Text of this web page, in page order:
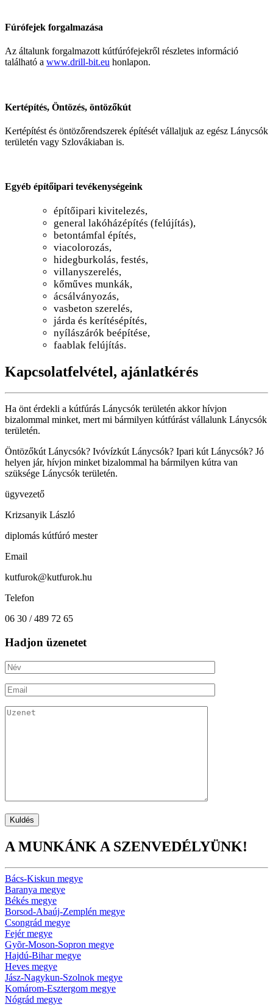
Fúrófejek forgalmazása
Az általunk forgalmazott kútfúrófejekről részletes információ
található a www.drill-bit.eu honlapon.
Kertépítés, Öntözés, öntözőkút
Kertépítést és öntözőrendszerek építését vállaljuk az egész Lánycsók
területén vagy Szlovákiaban is.
Egyéb építőipari tevékenységeink
építőipari kivitelezés,
general lakóházépítés (felújítás),
betontámfal építés,
viacolorozás,
hidegburkolás, festés,
villanyszerelés,
kőműves munkák,
ácsálványozás,
vasbeton szerelés,
járda és kerítésépítés,
nyílászárók beépítése,
faablak felújítás.
Kapcsolatfelvétel, ajánlatkérés
Ha önt érdekli a kútfúrás Lánycsók területén akkor hívjon
bizalommal minket, mert mi bármilyen kútfúrást vállalunk Lánycsók
területén.
Öntözőkút Lánycsók? Ivóvízkút Lánycsók? Ipari kút Lánycsók? Jó
helyen jár, hívjon minket bizalommal ha bármilyen kútra van
szüksége Lánycsók területén.
ügyvezető
Krizsanyik László
diplomás kútfúró mester
Email
kutfurok@kutfurok.hu
Telefon
06 30 / 489 72 65
Hadjon üzenetet
A MUNKÁNK A SZENVEDÉLYÜNK!
Bács-Kiskun megye
Baranya megye
Békés megye
Borsod-Abaúj-Zemplén megye
Csongrád megye
Fejér megye
Gyõr-Moson-Sopron megye
Hajdú-Bihar megye
Heves megye
Jász-Nagykun-Szolnok megye
Komárom-Esztergom megye
Nógrád megye